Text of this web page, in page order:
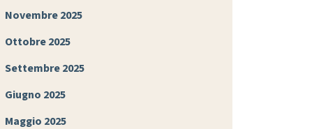
Novembre 2025
Ottobre 2025
Settembre 2025
Giugno 2025
Maggio 2025